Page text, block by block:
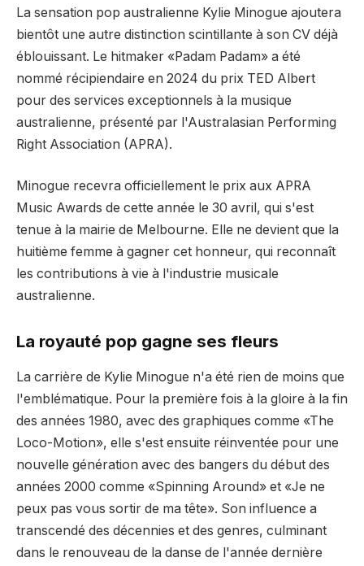
La sensation pop australienne Kylie Minogue ajoutera
bientôt une autre distinction scintillante à son CV déjà
éblouissant. Le hitmaker «Padam Padam» a été
nommé récipiendaire en 2024 du prix TED Albert
pour des services exceptionnels à la musique
australienne, présenté par l'Australasian Performing
Right Association (APRA).
Minogue recevra officiellement le prix aux APRA
Music Awards de cette année le 30 avril, qui s'est
tenue à la mairie de Melbourne. Elle ne devient que la
huitième femme à gagner cet honneur, qui reconnaît
les contributions à vie à l'industrie musicale
australienne.
La royauté pop gagne ses fleurs
La carrière de Kylie Minogue n'a été rien de moins que
l'emblématique. Pour la première fois à la gloire à la fin
des années 1980, avec des graphiques comme «The
Loco-Motion», elle s'est ensuite réinventée pour une
nouvelle génération avec des bangers du début des
années 2000 comme «Spinning Around» et «Je ne
peux pas vous sortir de ma tête». Son influence a
transcendé des décennies et des genres, culminant
dans le renouveau de la danse de l'année dernière